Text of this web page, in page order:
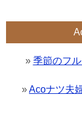
» 季節のフ
»Acoナツ夫